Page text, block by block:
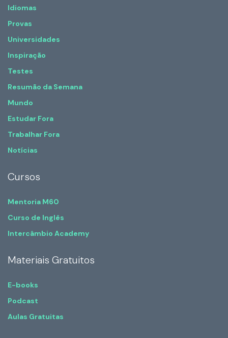
Idiomas
Provas
Universidades
Inspiração
Testes
Resumão da Semana
Mundo
Estudar Fora
Trabalhar Fora
Notícias
Cursos
Mentoria M60
Curso de Inglês
Intercâmbio Academy
Materiais Gratuitos
E-books
Podcast
Aulas Gratuitas